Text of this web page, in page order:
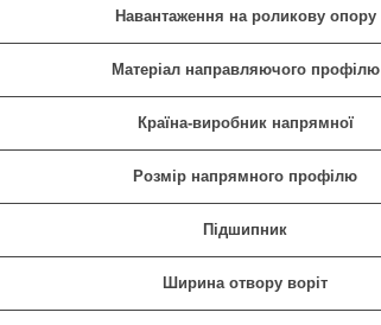
Навантаження на роликову опору
Матеріал направляючого профілю
Країна-виробник напрямної
Розмір напрямного профілю
Підшипник
Ширина отвору воріт